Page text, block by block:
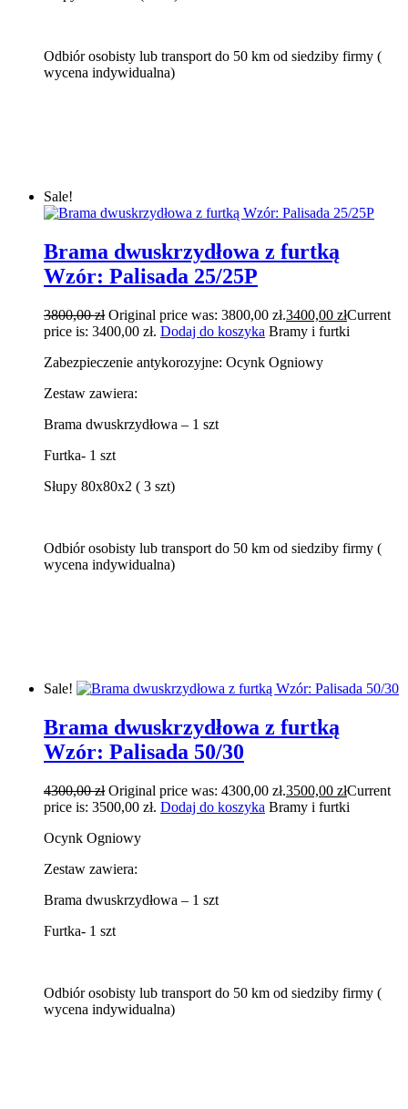
Odbiór osobisty lub transport do 50 km od siedziby firmy (
wycena indywidualna)
Sale!
Brama dwuskrzydłowa z furtką
Wzór: Palisada 25/25P
3800,00zł Original price was: 3800,00 zł.3400,00 złCurrent
price is: 3400,00 zł. Dodaj do koszyka Bramy i furtki
Zabezpieczenie antykorozyjne: Ocynk Ogniowy
Zestaw zawiera:
Brama dwuskrzydłowa – 1 szt
Furtka- 1 szt
Słupy 80x80x2 ( 3 szt)
Odbiór osobisty lub transport do 50 km od siedziby firmy (
wycena indywidualna)
Sale!
Brama dwuskrzydłowa z furtką
Wzór: Palisada 50/30
4300,00zł Original price was: 4300,00 zł.3500,00 złCurrent
price is: 3500,00 zł. Dodaj do koszyka Bramy i furtki
Ocynk Ogniowy
Zestaw zawiera:
Brama dwuskrzydłowa – 1 szt
Furtka- 1 szt
Odbiór osobisty lub transport do 50 km od siedziby firmy (
wycena indywidualna)